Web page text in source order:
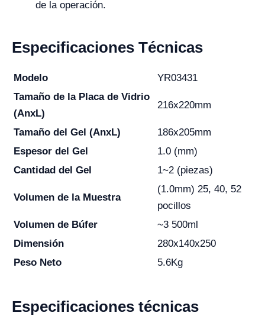
de la operación.
Especificaciones Técnicas
Modelo
YR03431
Tamaño de la Placa de Vidrio
(AnxL)
216x220mm
Tamaño del Gel (AnxL)
186x205mm
Espesor del Gel
1.0 (mm)
Cantidad del Gel
1~2 (piezas)
Volumen de la Muestra
(1.0mm) 25, 40, 52
pocillos
Volumen de Búfer
~3 500ml
Dimensión
280x140x250
Peso Neto
5.6Kg
Especificaciones técnicas